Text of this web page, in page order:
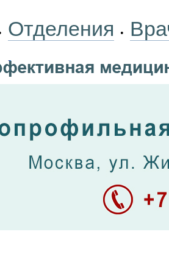
Отделения •